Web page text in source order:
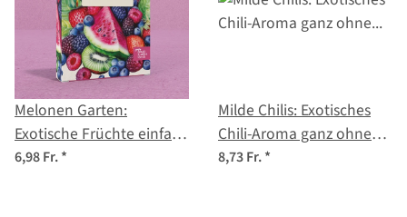
Melonen Garten:
Exotische Früchte einfach
selbst gezogen –
6,98 Fr.*
Milde Chilis: Exotisches
Chili-Aroma ganz ohne
Schärfe – Samenset Nr. 3
8,73 Fr.*